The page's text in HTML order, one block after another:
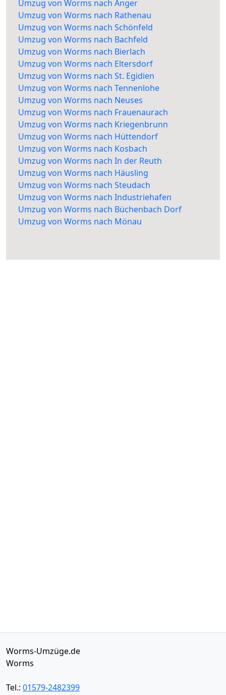
Umzug von Worms nach Anger
Umzug von Worms nach Rathenau
Umzug von Worms nach Schönfeld
Umzug von Worms nach Bachfeld
Umzug von Worms nach Bierlach
Umzug von Worms nach Eltersdorf
Umzug von Worms nach St. Egidien
Umzug von Worms nach Tennenlohe
Umzug von Worms nach Neuses
Umzug von Worms nach Frauenaurach
Umzug von Worms nach Kriegenbrunn
Umzug von Worms nach Hüttendorf
Umzug von Worms nach Kosbach
Umzug von Worms nach In der Reuth
Umzug von Worms nach Häusling
Umzug von Worms nach Steudach
Umzug von Worms nach Industriehafen
Umzug von Worms nach Büchenbach Dorf
Umzug von Worms nach Mönau
Worms-Umzüge.de
Worms
Tel.: 01579-2482399